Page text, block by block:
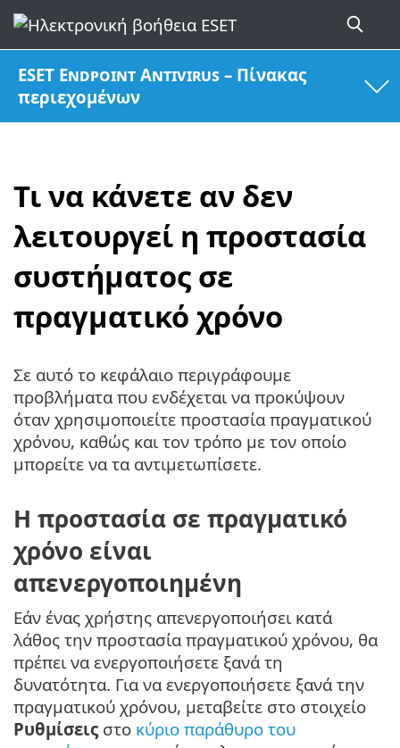
ESET Endpoint Antivirus – Πίνακας
περιεχομένων
Τι να κάνετε αν δεν
λειτουργεί η προστασία
συστήματος σε
πραγματικό χρόνο
Σε αυτό το κεφάλαιο περιγράφουμε
προβλήματα που ενδέχεται να προκύψουν
όταν χρησιμοποιείτε προστασία πραγματικού
χρόνου, καθώς και τον τρόπο με τον οποίο
μπορείτε να τα αντιμετωπίσετε.
Η προστασία σε πραγματικό
χρόνο είναι
απενεργοποιημένη
Εάν ένας χρήστης απενεργοποιήσει κατά
λάθος την προστασία πραγματικού χρόνου, θα
πρέπει να ενεργοποιήσετε ξανά τη
δυνατότητα. Για να ενεργοποιήσετε ξανά την
πραγματικού χρόνου, μεταβείτε στο στοιχείο
Ρυθμίσεις στο κύριο παράθυρο του